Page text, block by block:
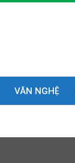
VĂN NGHỆ